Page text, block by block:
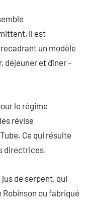
il est
un modèle
déjeuner et dîner –
le régime
révise
Ce qui résulte
directrices.
de serpent, qui
ou fabriqué